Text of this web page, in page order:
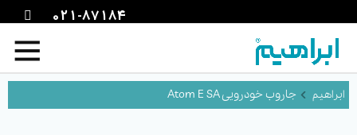
021-87184
جاروب خودرویی Atom E SA